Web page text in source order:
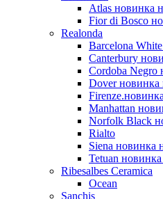
Atlas новинка
Fior di Bosco
Realonda
Barсelona
Canterbury
Cordoba Negro
Dover новинка
Manhattan
Norfolk Black
Rialto
Siena новинка
Tetuan
Ribesalbes Ceramica
Ocean
Sanchis